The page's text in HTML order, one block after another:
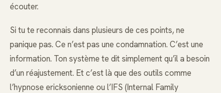
écouter.
Si tu te reconnais dans plusieurs de ces points, ne
panique pas. Ce n’est pas une condamnation. C’est une
information. Ton système te dit simplement qu’il a besoin
d’un réajustement. Et c’est là que des outils comme
l’hypnose ericksonienne ou l’IFS (Internal Family